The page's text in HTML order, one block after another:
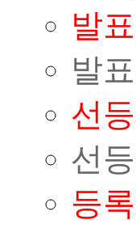
발
발
선
선
등